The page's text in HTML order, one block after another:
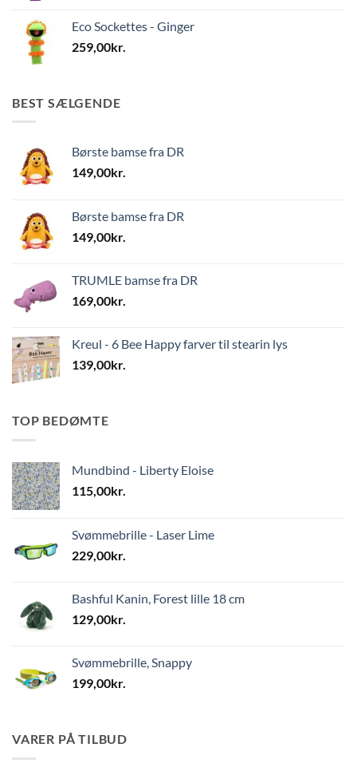
Eco Sockettes - Ginger
259,00kr.
BEST SÆLGENDE
Børste bamse fra DR
149,00kr.
Børste bamse fra DR
149,00kr.
TRUMLE bamse fra DR
169,00kr.
Kreul - 6 Bee Happy farver til stearin lys
139,00kr.
TOP BEDØMTE
Mundbind - Liberty Eloise
115,00kr.
Svømmebrille - Laser Lime
229,00kr.
Bashful Kanin, Forest lille 18 cm
129,00kr.
Svømmebrille, Snappy
199,00kr.
VARER PÅ TILBUD